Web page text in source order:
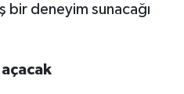
bir deneyim sunacağı
açacak